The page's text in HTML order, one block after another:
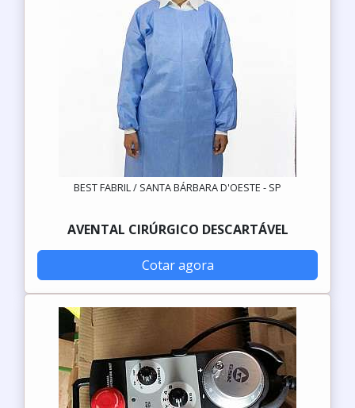
BEST FABRIL / SANTA BÁRBARA D'OESTE - SP
AVENTAL CIRÚRGICO DESCARTÁVEL
Cotar agora